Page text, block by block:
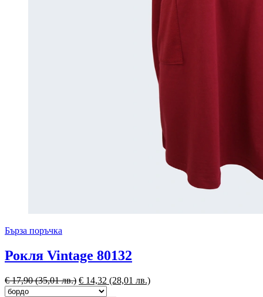
Бърза поръчка
Рокля Vintage 80132
€17,90(35,01 лв.) € 14,32 (28,01 лв.)